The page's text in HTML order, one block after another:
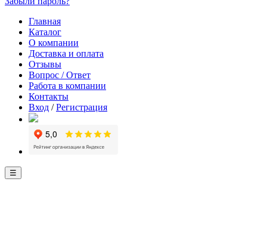
Главная
Каталог
О компании
Доставка и оплата
Отзывы
Вопрос / Ответ
Работа в компании
Контакты
Вход /Регистрация
☰